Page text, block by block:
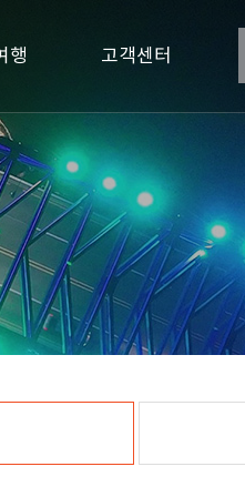
행 고객센터